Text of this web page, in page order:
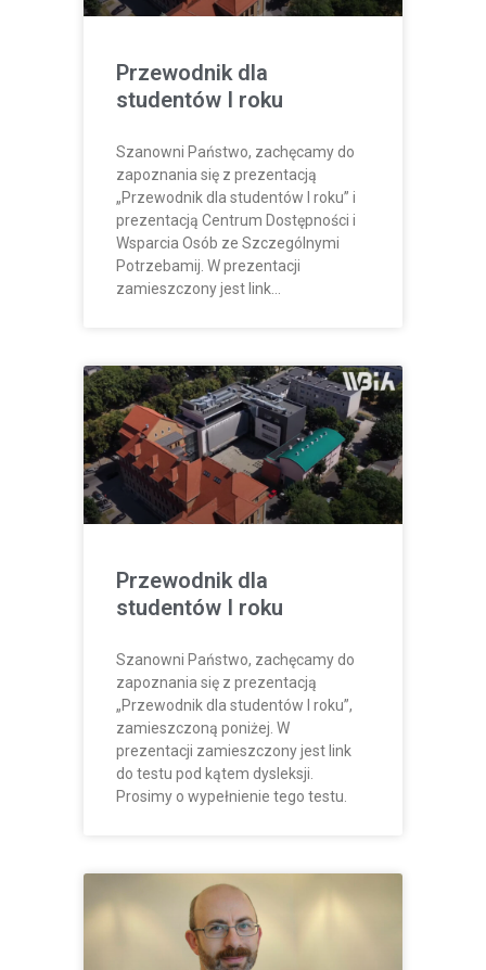
Przewodnik dla
studentów I roku
Szanowni Państwo, zachęcamy do
zapoznania się z prezentacją
„Przewodnik dla studentów I roku” i
prezentacją Centrum Dostępności i
Wsparcia Osób ze Szczególnymi
Potrzebamij. W prezentacji
zamieszczony jest link…
Przewodnik dla
studentów I roku
Szanowni Państwo, zachęcamy do
zapoznania się z prezentacją
„Przewodnik dla studentów I roku”,
zamieszczoną poniżej. W
prezentacji zamieszczony jest link
do testu pod kątem dysleksji.
Prosimy o wypełnienie tego testu.